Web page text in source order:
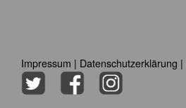
Impressum | Datenschutzerklärung |